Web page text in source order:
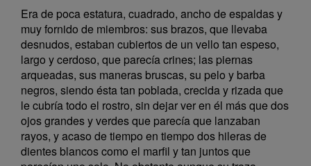
Era de poca estatura, cuadrado, ancho de espaldas y
muy fornido de miembros: sus brazos, que llevaba
desnudos, estaban cubiertos de un vello tan espeso,
largo y cerdoso, que parecía crines; las piernas
arqueadas, sus maneras bruscas, su pelo y barba
negros, siendo ésta tan poblada, crecida y rizada que
le cubría todo el rostro, sin dejar ver en él más que dos
ojos grandes y verdes que parecía que lanzaban
rayos, y acaso de tiempo en tiempo dos hileras de
dientes blancos como el marfil y tan juntos que